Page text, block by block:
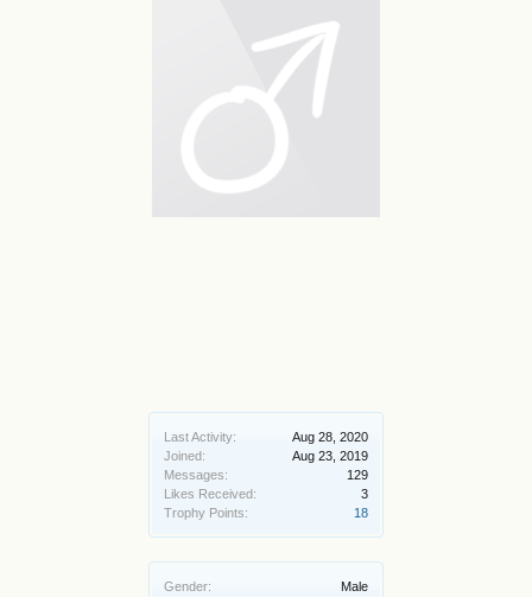
Last Activity:
Aug 28, 2020
Joined:
Aug 23, 2019
Messages:
129
Likes Received:
3
Trophy Points:
18
Gender:
Male